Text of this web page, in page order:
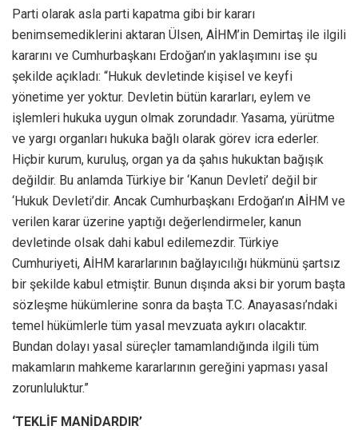
Parti olarak asla parti kapatma gibi bir kararı
benimsemediklerini aktaran Ülsen, AİHM’in Demirtaş ile ilgili
kararını ve Cumhurbaşkanı Erdoğan’ın yaklaşımını ise şu
şekilde açıkladı: “Hukuk devletinde kişisel ve keyfi
yönetime yer yoktur. Devletin bütün kararları, eylem ve
işlemleri hukuka uygun olmak zorundadır. Yasama, yürütme
ve yargı organları hukuka bağlı olarak görev icra ederler.
Hiçbir kurum, kuruluş, organ ya da şahıs hukuktan bağışık
değildir. Bu anlamda Türkiye bir ‘Kanun Devleti’ değil bir
‘Hukuk Devleti’dir. Ancak Cumhurbaşkanı Erdoğan’ın AİHM ve
verilen karar üzerine yaptığı değerlendirmeler, kanun
devletinde olsak dahi kabul edilemezdir. Türkiye
Cumhuriyeti, AİHM kararlarının bağlayıcılığı hükmünü şartsız
bir şekilde kabul etmiştir. Bunun dışında aksi bir yorum başta
sözleşme hükümlerine sonra da başta T.C. Anayasası’ndaki
temel hükümlerle tüm yasal mevzuata aykırı olacaktır.
Bundan dolayı yasal süreçler tamamlandığında ilgili tüm
makamların mahkeme kararlarının gereğini yapması yasal
zorunluluktur.”
‘TEKLİF MANİDARDIR’